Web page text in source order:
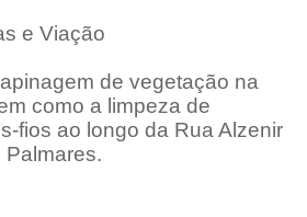
e Viação
de vegetação na
como a limpeza de
fios ao longo da Rua Alzenir
Palmares.